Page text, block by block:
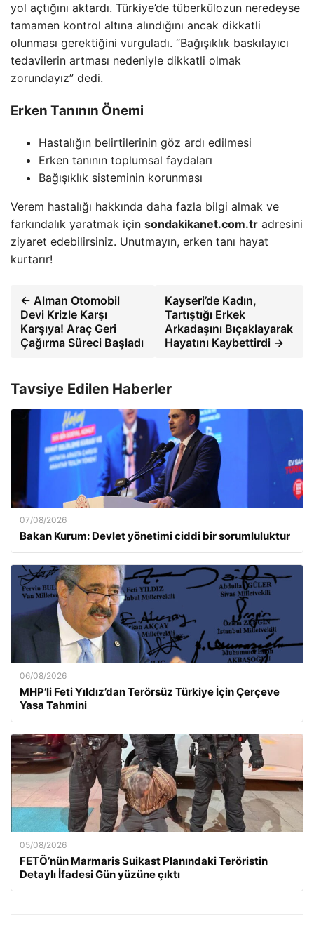
yol açtığını aktardı. Türkiye’de tüberkülozun neredeyse
tamamen kontrol altına alındığını ancak dikkatli
olunması gerektiğini vurguladı. “Bağışıklık baskılayıcı
tedavilerin artması nedeniyle dikkatli olmak
zorundayız” dedi.
Erken Tanının Önemi
Hastalığın belirtilerinin göz ardı edilmesi
Erken tanının toplumsal faydaları
Bağışıklık sisteminin korunması
Verem hastalığı hakkında daha fazla bilgi almak ve
farkındalık yaratmak için sondakikanet.com.tr adresini
ziyaret edebilirsiniz. Unutmayın, erken tanı hayat
kurtarır!
← Alman Otomobil
Devi Krizle Karşı
Karşıya! Araç Geri
Çağırma Süreci Başladı
Kayseri’de Kadın,
Tartıştığı Erkek
Arkadaşını Bıçaklayarak
Hayatını Kaybettirdi →
Tavsiye Edilen Haberler
07/08/2026
Bakan Kurum: Devlet yönetimi ciddi bir sorumluluktur
06/08/2026
MHP’li Feti Yıldız’dan Terörsüz Türkiye İçin Çerçeve
Yasa Tahmini
05/08/2026
FETÖ’nün Marmaris Suikast Planındaki Teröristin
Detaylı İfadesi Gün yüzüne çıktı